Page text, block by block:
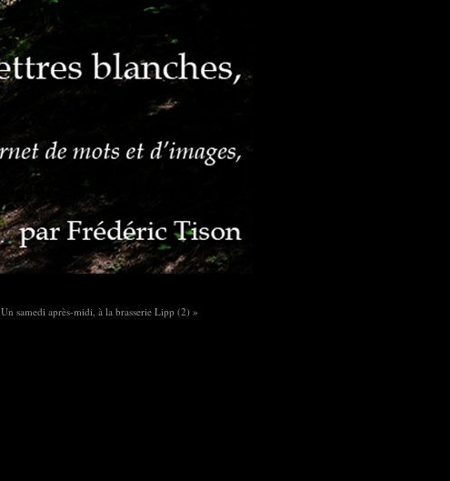
Un samedi après-midi, à la brasserie Lipp (2) »